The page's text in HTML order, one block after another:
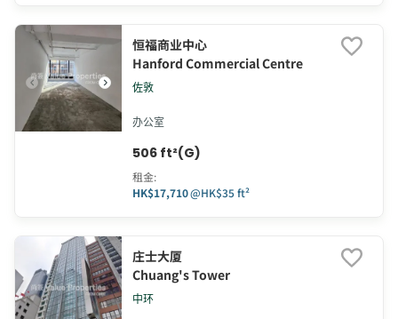
恒福商业中心
Hanford Commercial Centre
佐敦
办公室
506 ft²(G)
租金:
HK$17,710@HK$35 ft²
庄士大厦
Chuang's Tower
中环